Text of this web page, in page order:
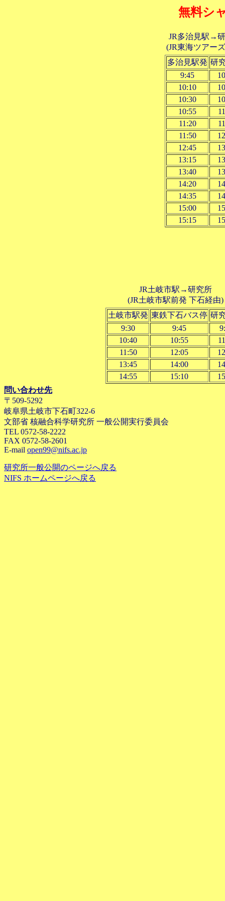
無料シ
JR多治見駅→
(JR東海ツアー
多治見駅発 研
9:45
10:10
10:30
10:55
11:20
11:50
12:45
13:15
13:40
14:20
14:35
15:00
15:15
JR土岐市駅→研究所
(JR土岐市駅前発 下石経由)
土岐市駅発 東鉄下石バス停 研
9:30
9:45
10:40
10:55
11:50
12:05
13:45
14:00
14:55
15:10
問い合わせ先
〒509-5292
岐阜県土岐市下石町322-6
文部省 核融合科学研究所 一般公開実行委員会
TEL 0572-58-2222
FAX 0572-58-2601
E-mail open99@nifs.ac.jp
研究所一般公開のページへ戻る
NIFS ホームページへ戻る